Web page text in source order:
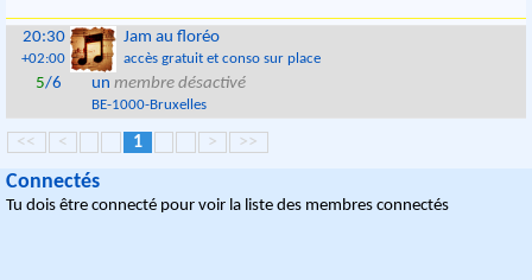
20:30
+02:00
Jam au floréo
accès gratuit et conso sur place
5/6 unmembre désactivé
BE-1000-Bruxelles
<< < 1 > >>
Connectés
Tu dois être connecté pour voir la liste des membres connectés